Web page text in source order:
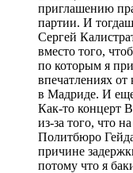
приглашению
партии. И
Сергей
вместо того,
по которым я
впечатлениях
в Мадриде. И
Как-то концерт
из-за того, что
Политбюро
причине
потому что я